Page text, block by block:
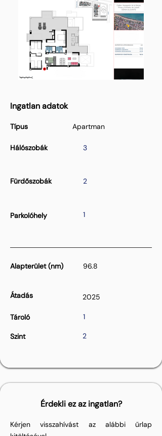
Ingatlan adatok
Típus
Hálószobák
Apartman
3
Fürdőszobák 2
Parkolóhely 1
Alapterület (nm) 96.8
Átadás 2025
Tároló 1
Szint 2
Érdekli ez az ingatlan?
Kérjen visszahívást az alábbi űrlap